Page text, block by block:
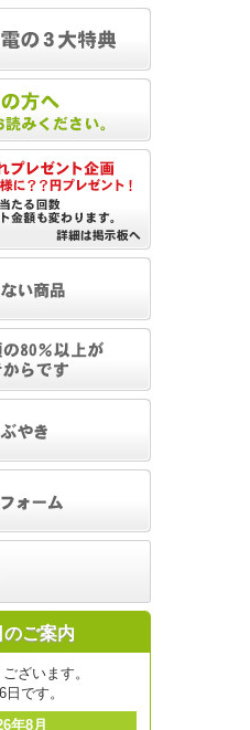
ご案内
ざいます。
です。
年8月